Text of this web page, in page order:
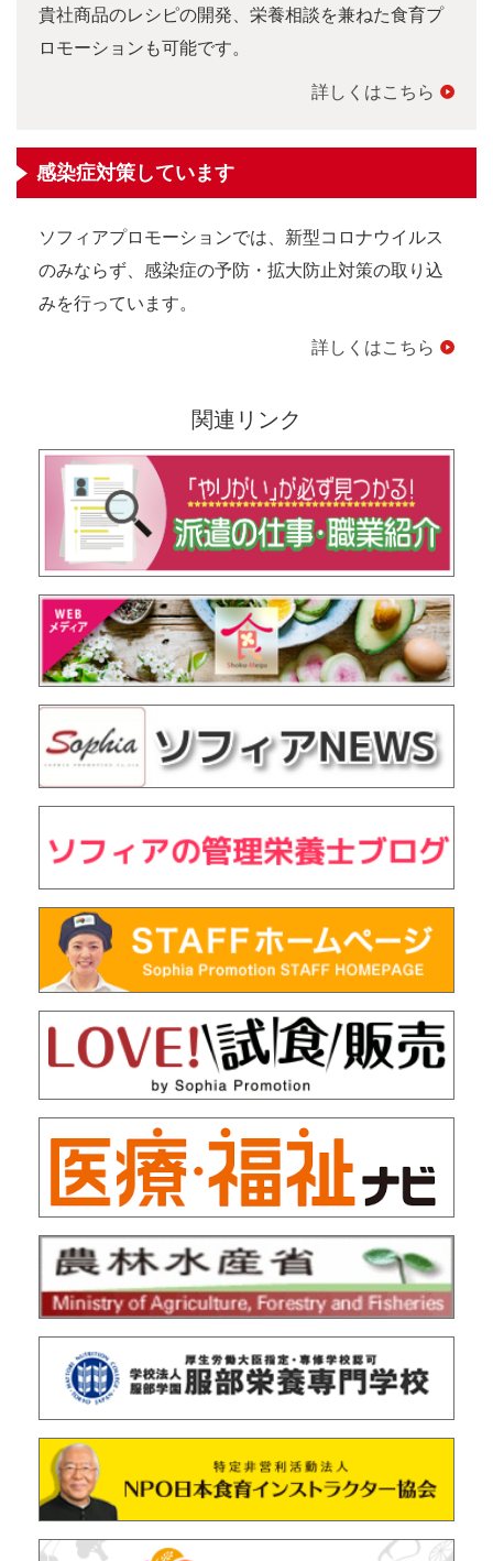
貴社商品のレシピの開発、栄養相談を兼ねた食育プ
ロモーションも可能です。
詳しくはこちら
感染症対策しています
ソフィアプロモーションでは、新型コロナウイルス
のみならず、感染症の予防・拡大防止対策の取り込
みを行っています。
詳しくはこちら
関連リンク